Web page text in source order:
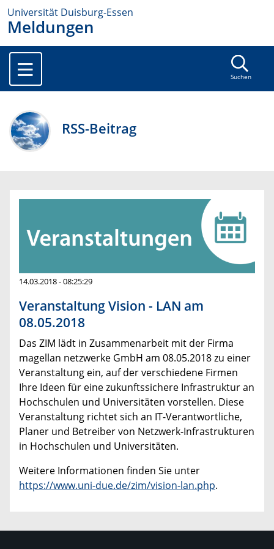
Universität Duisburg-Essen
Meldungen
Suchen
RSS-Beitrag
14.03.2018 - 08:25:29
Veranstaltung Vision - LAN am
08.05.2018
Das ZIM lädt in Zusammenarbeit mit der Firma
magellan netzwerke GmbH am 08.05.2018 zu einer
Veranstaltung ein, auf der verschiedene Firmen
Ihre Ideen für eine zukunftssichere Infrastruktur an
Hochschulen und Universitäten vorstellen. Diese
Veranstaltung richtet sich an IT-Verantwortliche,
Planer und Betreiber von Netzwerk-Infrastrukturen
in Hochschulen und Universitäten.
Weitere Informationen finden Sie unter
https://www.uni-due.de/zim/vision-lan.php.